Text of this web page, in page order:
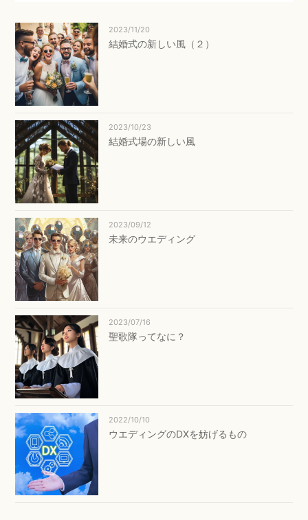
2023/11/20
結婚式の新しい風（２）
2023/10/23
結婚式場の新しい風
2023/09/12
未来のウエディング
2023/07/16
聖歌隊ってなに？
2022/10/10
ウエディングのDXを妨げるもの